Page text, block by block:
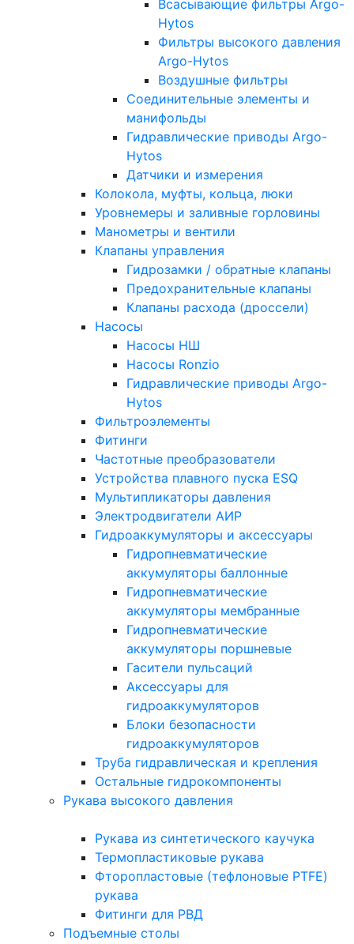
Всасывающие фильтры Argo-
Hytos
Фильтры высокого давления
Argo-Hytos
Воздушные фильтры
Соединительные элементы и
манифольды
Гидравлические приводы Argo-
Hytos
Датчики и измерения
Колокола, муфты, кольца, люки
Уровнемеры и заливные горловины
Манометры и вентили
Клапаны управления
Гидрозамки / обратные клапаны
Предохранительные клапаны
Клапаны расхода (дроссели)
Насосы
Насосы НШ
Насосы Ronzio
Гидравлические приводы Argo-
Hytos
Фильтроэлементы
Фитинги
Частотные преобразователи
Устройства плавного пуска ESQ
Мультипликаторы давления
Электродвигатели АИР
Гидроаккумуляторы и аксессуары
Гидропневматические
аккумуляторы баллонные
Гидропневматические
аккумуляторы мембранные
Гидропневматические
аккумуляторы поршневые
Гасители пульсаций
Аксессуары для
гидроаккумуляторов
Блоки безопасности
гидроаккумуляторов
Труба гидравлическая и крепления
Остальные гидрокомпоненты
Рукава высокого давления
Рукава из синтетического каучука
Термопластиковые рукава
Фторопластовые (тефлоновые PTFE)
рукава
Фитинги для РВД
Подъемные столы